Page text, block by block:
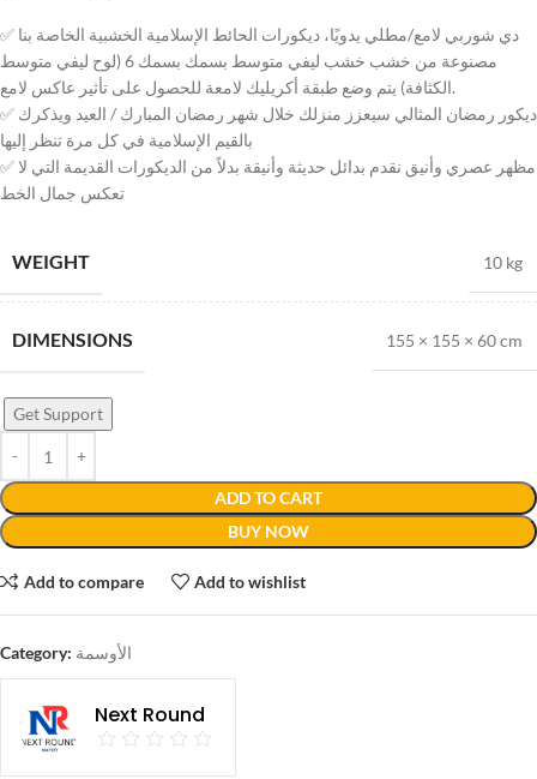
✅ دي شوربي لامع/مطلي يدويًا، ديكورات الحائط الإسلامية الخشبية الخاصة بنا
مصنوعة من خشب خشب ليفي متوسط بسمك بسمك 6 (لوح ليفي متوسط
الكثافة) يتم وضع طبقة أكريليك لامعة للحصول على تأثير عاكس لامع.
✅ ديكور رمضان المثالي سيعزز منزلك خلال شهر رمضان المبارك / العيد ويذكرك
بالقيم الإسلامية في كل مرة تنظر إليها
✅ مظهر عصري وأنيق نقدم بدائل حديثة وأنيقة بدلاً من الديكورات القديمة التي لا
تعكس جمال الخط
WEIGHT 10 kg
DIMENSIONS 155 × 155 × 60 cm
ADD TO CART
BUY NOW
Get Support
Add to compare Add to wishlist
Category: الأوسمة
Next Round